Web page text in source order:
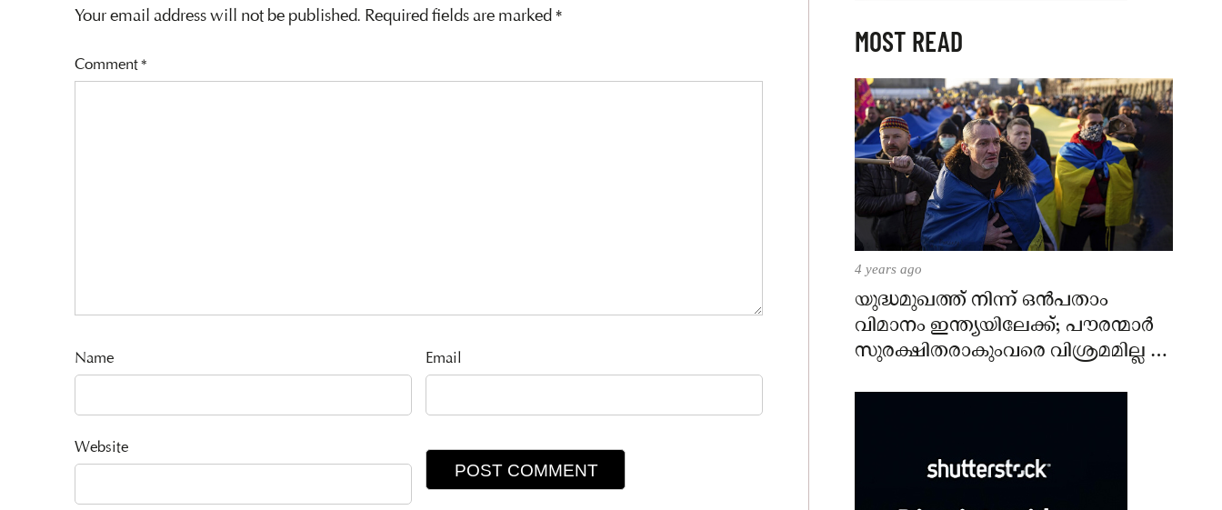
Your email address will not be published. Required fields are marked*
Comment*
Name Email
Website
MOST READ
4 years ago
യുദ്ധമുഖത്ത് നിന്ന് ഒൻപതാം
വിമാനം ഇന്ത്യയിലേക്ക്; പൗരന്മാർ
സുരക്ഷിതരാകുംവരെ വിശ്രമമില്ല –